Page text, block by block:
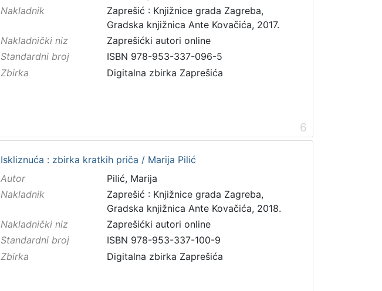
Nakladnik
Zaprešić : Knjižnice grada Zagreba,
Gradska knjižnica Ante Kovačića, 2017.
Nakladnički niz
Zaprešićki autori online
Standardni broj
ISBN 978-953-337-096-5
Zbirka
Digitalna zbirka Zaprešića
6
Iskliznuća : zbirka kratkih priča / Marija Pilić
Autor
Pilić, Marija
Nakladnik
Zaprešić : Knjižnice grada Zagreba,
Gradska knjižnica Ante Kovačića, 2018.
Nakladnički niz
Zaprešićki autori online
Standardni broj
ISBN 978-953-337-100-9
Zbirka
Digitalna zbirka Zaprešića